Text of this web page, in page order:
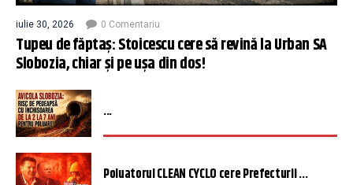
iulie 30, 2026 0 Comentariu
Tupeu de făptaș: Stoicescu cere să revină la Urban SA
Slobozia, chiar și pe ușa din dos!
...
Poluatorul CLEAN CYCLO cere Prefecturii ...